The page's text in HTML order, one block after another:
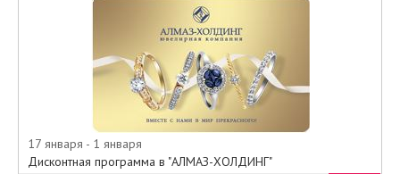
17 января - 1 января
Дисконтная программа в "АЛМАЗ-ХОЛДИНГ"